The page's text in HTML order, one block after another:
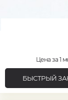
Цена за 1
БЫСТРЫЙ